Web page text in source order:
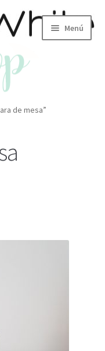
Menú
de mesa”